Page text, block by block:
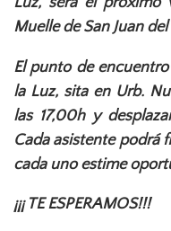
Muelle de San Juan
El punto de
la Luz, sita en Urb.
las 17,00h y
Cada asistente podrá
cada uno estime
¡¡¡ TE ESPERAMOS!!!